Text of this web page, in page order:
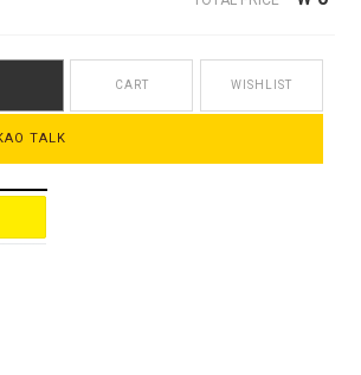
CART WISHLIST
TALK